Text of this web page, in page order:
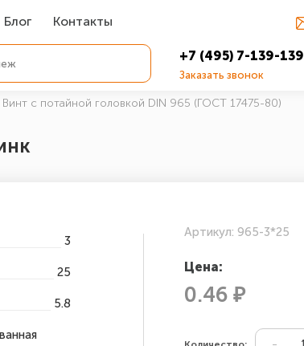
Блог Контакты
+7 (495) 7-139-139
Заказать звонок
Винт с потайной головкой DIN 965 (ГОСТ 17475-80)
3
25
5.8
Артикул: 965-3*25
Цена:
0.46 ₽